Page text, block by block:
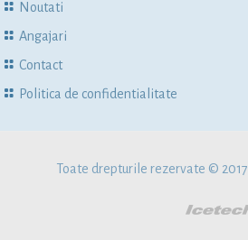
Noutati
Angajari
Contact
Politica de confidentialitate
Toate drepturile rezervate ©